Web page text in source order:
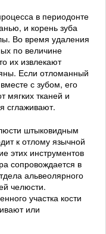
в периодонте
и корень зуба
Во время удаления
по величине
их извлекают
Если отломанный
с зубом, его
мягких тканей и
сглаживают.
штыковидным
к отлому язычной
этих инструментов
сопровождается в
альвеолярного
челюсти.
участка кости
или